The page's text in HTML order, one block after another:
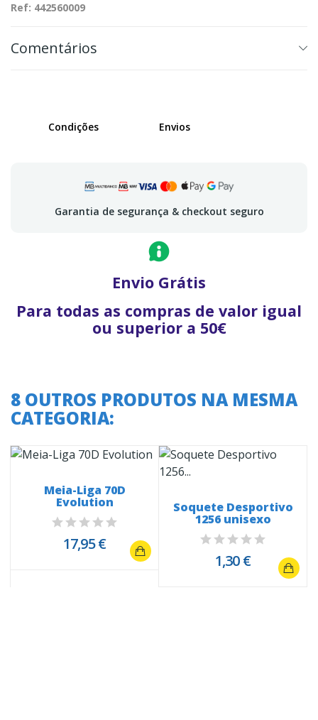
Ref: 442560009
Comentários
Condições Envios
Garantia de segurança & checkout seguro
Envio Grátis
Para todas as compras de valor igual
ou superior a 50€
8 OUTROS PRODUTOS NA MESMA
CATEGORIA:
Meia-Liga 70D
Evolution
17,95 €
Soquete Desportivo
1256 unisexo
1,30 €